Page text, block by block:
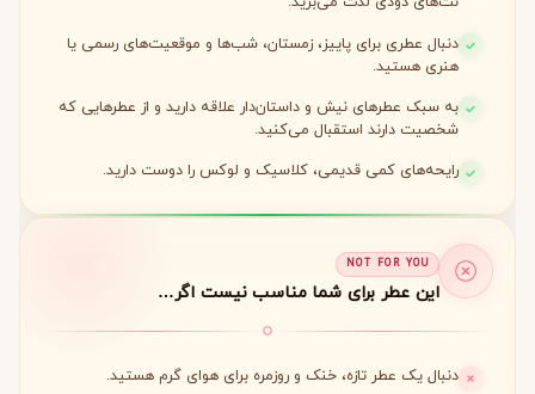
دنبال عطری برای پاییز، زمستان، شب‌ها و موقعیت‌های رسمی یا
هنری هستید.
به سبک عطرهای نیش و داستان‌دار علاقه دارید و از عطرهایی که
شخصیت دارند استقبال می‌کنید.
رایحه‌های کمی قدیمی، کلاسیک و لوکس را دوست دارید.
NOT FOR YOU
این عطر برای شما مناسب نیست اگر…
دنبال یک عطر تازه، خنک و روزمره برای هوای گرم هستید.